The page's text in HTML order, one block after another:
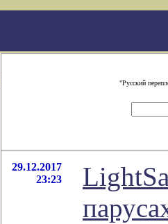
"Русский
29.12.2017
23:23